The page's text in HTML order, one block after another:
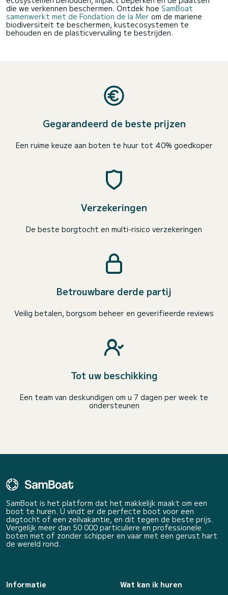
die we verkennen beschermen. Ontdek hoe SamBoat
samenwerkt met de Fondation de la Mer om de mariene
biodiversiteit te beschermen, kustecosystemen te
behouden en de plasticvervuiling te bestrijden.
Gegarandeerd de beste prijzen
Een ruime keuze aan boten te huur tot 40% goedkoper
Verzekeringen
De beste borgtocht en multi-risico verzekeringen
Betrouwbare derde partij
Veilig betalen, borgsom beheer en geverifieerde reviews
Tot uw beschikking
Een team van deskundigen om u 7 dagen per week te
ondersteunen
SamBoat is het platform dat het makkelijk maakt om een
boot te huren. U vindt er de perfecte boot voor een
dagtocht of een zeilvakantie, en dit tegen de beste prijs.
Vergelijk meer dan 50 000 particuliere en professionele
boten met of zonder schipper en vaar met een gerust hart
de wereld rond.
Informatie
Wat kan ik huren